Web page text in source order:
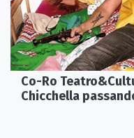
Co-Ro
Chicchella